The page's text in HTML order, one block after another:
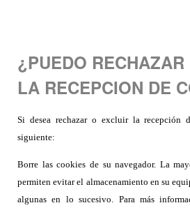
¿PUEDO RECHAZAR
LA RECEPCION DE
Si desea rechazar o excluir la recepción
siguiente:
Borre las cookies de su navegador. La
permiten evitar el almacenamiento en su
algunas en lo sucesivo. Para más